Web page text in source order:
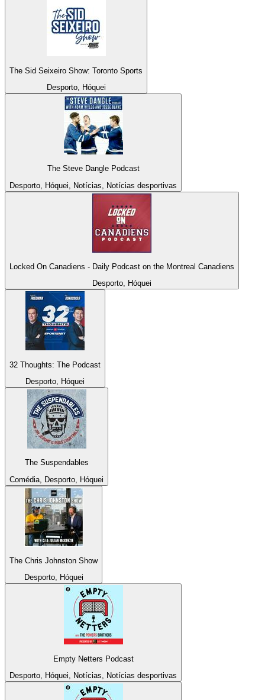
The Sid Seixeiro Show: Toronto Sports
Desporto, Hóquei
The Steve Dangle Podcast
Desporto, Hóquei, Notícias, Notícias desportivas
Locked On Canadiens - Daily Podcast on the Montreal Canadiens
Desporto, Hóquei
32 Thoughts: The Podcast
Desporto, Hóquei
The Suspendables
Comédia, Desporto, Hóquei
The Chris Johnston Show
Desporto, Hóquei
Empty Netters Podcast
Desporto, Hóquei, Notícias, Notícias desportivas